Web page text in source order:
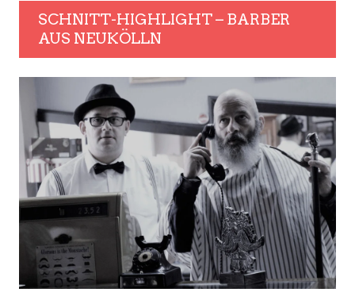
SCHNITT-HIGHLIGHT – BARBER
AUS NEUKÖLLN